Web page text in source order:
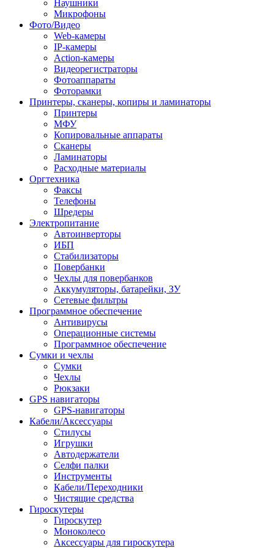
Наушники
Микрофоны
Фото/Видео
Web-камеры
IP-камеры
Action-камеры
Видеорегистраторы
Фотоаппараты
Фоторамки
Принтеры, сканеры, копиры и ламинаторы
Принтеры
МФУ
Копировальные аппараты
Сканеры
Ламинаторы
Расходные материалы
Оргтехника
Факсы
Телефоны
Шредеры
Электропитание
Автоинверторы
ИБП
Стабилизаторы
Повербанки
Чехлы для повербанков
Аккумуляторы, батарейки, ЗУ
Сетевые фильтры
Программное обеспечение
Антивирусы
Операционные системы
Программное обеспечение
Сумки и чехлы
Сумки
Чехлы
Рюкзаки
GPS навигаторы
GPS-навигаторы
Кабели/Аксессуары
Стилусы
Игрушки
Автодержатели
Селфи палки
Инструменты
Кабели/Переходники
Чистящие средства
Гироскутеры
Гироскутер
Моноколесо
Аксессуары для гироскутера